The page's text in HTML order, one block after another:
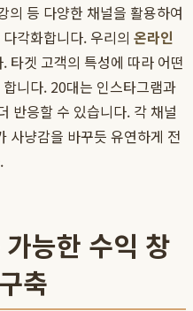
의 등 다양한 채널을 활용하여
각화합니다. 우리의 온라인
타겟 고객의 특성에 따라 어떤
니다. 20대는 인스타그램과
반응할 수 있습니다. 각 채널
사냥감을 바꾸듯 유연하게 전
능한 수익 창
축